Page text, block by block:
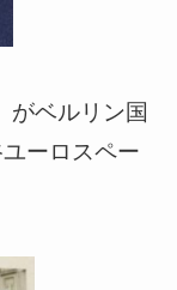
がベルリン国
ーロスペー